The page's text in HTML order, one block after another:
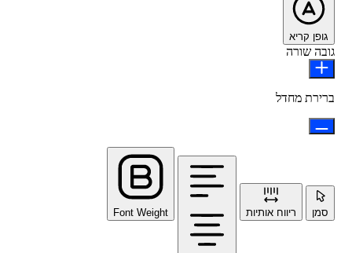
גופן קריא
גובה שורה
ברירת מחדל
סמן ריווח אותיות Font Weight